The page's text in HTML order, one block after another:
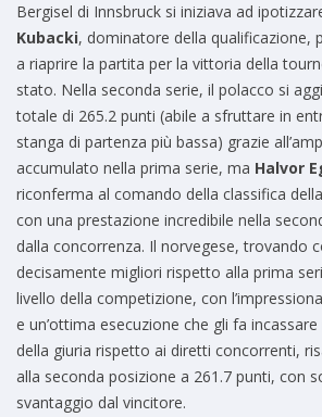
Bergisel di Innsbruck si iniziava ad
Kubacki, dominatore della qualificazione,
a riaprire la partita per la vittoria della
stato. Nella seconda serie, il polacco si
totale di 265.2 punti (abile a sfruttare in
stanga di partenza più bassa) grazie
accumulato nella prima serie, ma Halvor
riconferma al comando della classifica della
con una prestazione incredibile nella
dalla concorrenza. Il norvegese, trovando
decisamente migliori rispetto alla prima
livello della competizione, con
e un’ottima esecuzione che gli fa
della giuria rispetto ai diretti concorrenti,
alla seconda posizione a 261.7 punti, con
svantaggio dal vincitore.